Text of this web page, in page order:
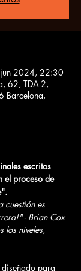
2024, 22:30
62, TDA-2,
Barcelona,
escritos
el proceso de
cuestión es
- Brian Cox
los niveles,